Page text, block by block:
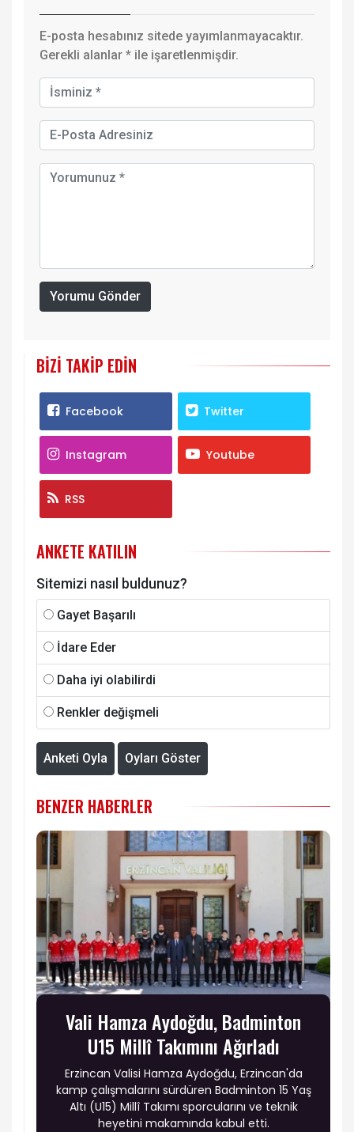
E-posta hesabınız sitede yayımlanmayacaktır.
Gerekli alanlar * ile işaretlenmişdir.
Yorumu Gönder
BIZI TAKIP EDIN
Facebook Twitter
Instagram Youtube
RSS
ANKETE KATILIN
Sitemizi nasıl buldunuz?
Gayet Başarılı
İdare Eder
Daha iyi olabilirdi
Renkler değişmeli
Anketi Oyla Oyları Göster
BENZER HABERLER
Vali Hamza Aydoğdu, Badminton
U15 Millî Takımını Ağırladı
Erzincan Valisi Hamza Aydoğdu, Erzincan'da
kamp çalışmalarını sürdüren Badminton 15 Yaş
Altı (U15) Millî Takımı sporcularını ve teknik
heyetini makamında kabul etti.